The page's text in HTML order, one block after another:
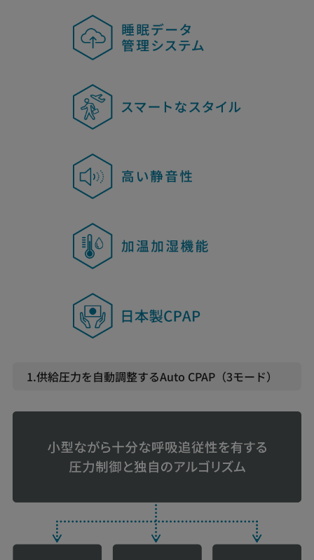
1.供給圧力を自動調整するAuto CPAP（3モード）